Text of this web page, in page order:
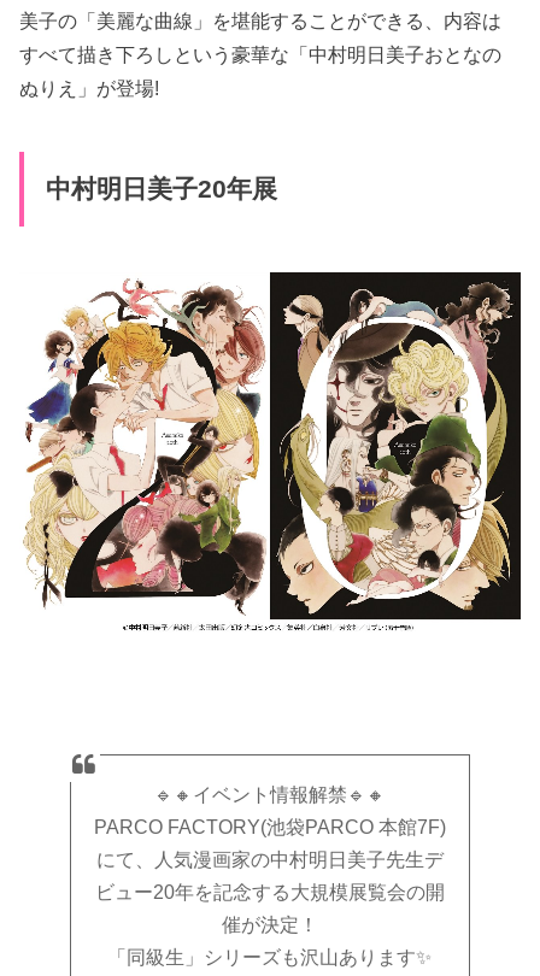
美子の「美麗な曲線」を堪能することができる、内容は
すべて描き下ろしという豪華な「中村明日美子おとなの
ぬりえ」が登場!
中村明日美子20年展
🔹🔸イベント情報解禁🔹🔸
PARCO FACTORY(池袋PARCO 本館7F)
にて、人気漫画家の中村明日美子先生デ
ビュー20年を記念する大規模展覧会の開
催が決定！
「同級生」シリーズも沢山あります✨